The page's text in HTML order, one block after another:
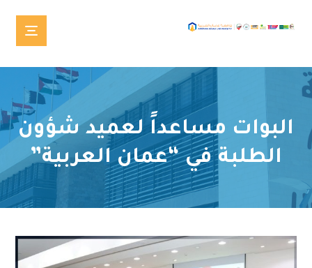
البوات مساعداً لعميد شؤون
الطلبة في “عمان العربية”